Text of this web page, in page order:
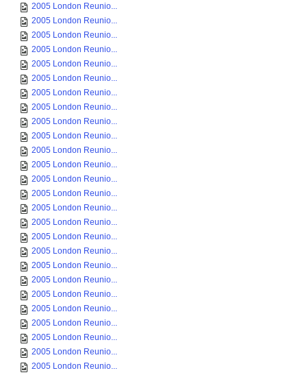
2005 London Reunio...
2005 London Reunio...
2005 London Reunio...
2005 London Reunio...
2005 London Reunio...
2005 London Reunio...
2005 London Reunio...
2005 London Reunio...
2005 London Reunio...
2005 London Reunio...
2005 London Reunio...
2005 London Reunio...
2005 London Reunio...
2005 London Reunio...
2005 London Reunio...
2005 London Reunio...
2005 London Reunio...
2005 London Reunio...
2005 London Reunio...
2005 London Reunio...
2005 London Reunio...
2005 London Reunio...
2005 London Reunio...
2005 London Reunio...
2005 London Reunio...
2005 London Reunio...